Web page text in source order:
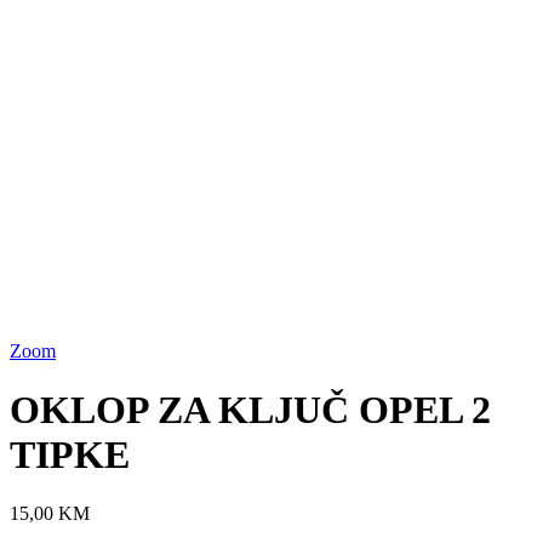
Zoom
OKLOP ZA KLJUČ OPEL 2
TIPKE
15,00 KM